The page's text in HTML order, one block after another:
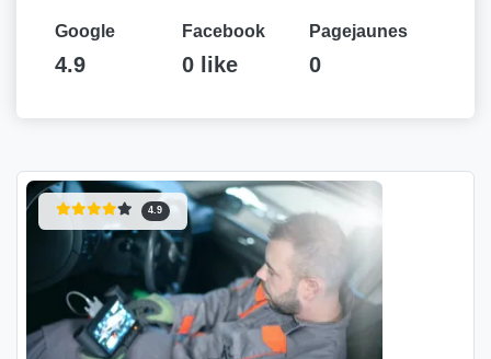
Google
4.9
Facebook
0 like
Pagejaunes
0
4.9